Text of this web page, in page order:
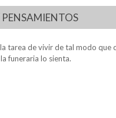
PENSAMIENTOS
tarea de vivir de tal modo que
funeraria lo sienta.